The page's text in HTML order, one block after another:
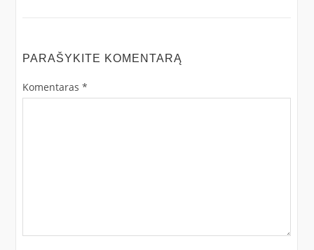
PARAŠYKITE KOMENTARĄ
Komentaras *